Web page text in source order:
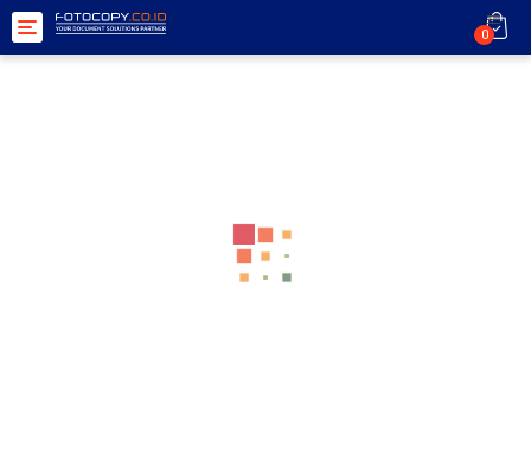
Toggle
navigation
0